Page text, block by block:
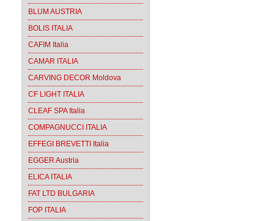
BLUM AUSTRIA
BOLIS ITALIA
CAFIM Italia
CAMAR ITALIA
CARVING DECOR Moldova
CF LIGHT ITALIA
CLEAF SPA Italia
COMPAGNUCCI ITALIA
EFFEGI BREVETTI Italia
EGGER Austria
ELICA ITALIA
FAT LTD BULGARIA
FOP ITALIA